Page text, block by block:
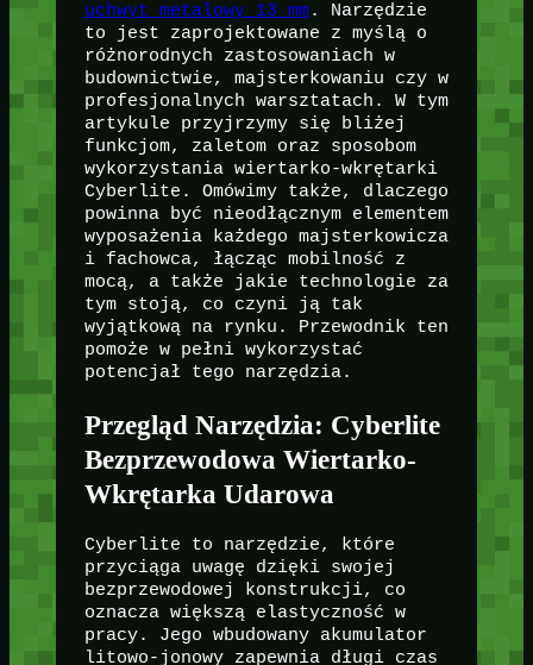
uchwyt metalowy 13 mm. Narzędzie
to jest zaprojektowane z myślą o
różnorodnych zastosowaniach w
budownictwie, majsterkowaniu czy w
profesjonalnych warsztatach. W tym
artykule przyjrzymy się bliżej
funkcjom, zaletom oraz sposobom
wykorzystania wiertarko-wkrętarki
Cyberlite. Omówimy także, dlaczego
powinna być nieodłącznym elementem
wyposażenia każdego majsterkowicza
i fachowca, łącząc mobilność z
mocą, a także jakie technologie za
tym stoją, co czyni ją tak
wyjątkową na rynku. Przewodnik ten
pomoże w pełni wykorzystać
potencjał tego narzędzia.
Przegląd Narzędzia: Cyberlite
Bezprzewodowa Wiertarko-
Wkrętarka Udarowa
Cyberlite to narzędzie, które
przyciąga uwagę dzięki swojej
bezprzewodowej konstrukcji, co
oznacza większą elastyczność w
pracy. Jego wbudowany akumulator
litowo-jonowy zapewnia długi czas